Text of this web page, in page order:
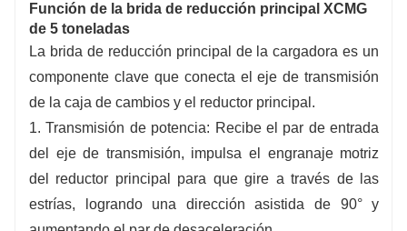
Función de la brida de reducción principal XCMG
de 5 toneladas
La brida de reducción principal de la cargadora es un
componente clave que conecta el eje de transmisión
de la caja de cambios y el reductor principal.
1. Transmisión de potencia: Recibe el par de entrada
del eje de transmisión, impulsa el engranaje motriz
del reductor principal para que gire a través de las
estrías, logrando una dirección asistida de 90° y